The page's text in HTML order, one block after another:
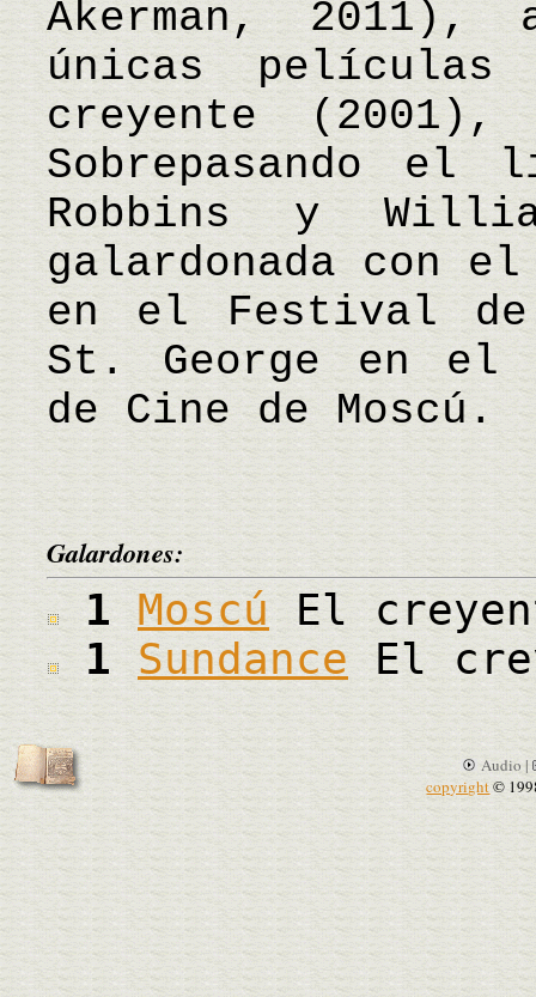
Akerman,
únicas
creyente
Sobrepasando el
Robbins y
galardonada con
en el Festival de
St. George en el
de Cine de
Galardones:
1MoscúEl
1Sundance El
Audio |
copyright©